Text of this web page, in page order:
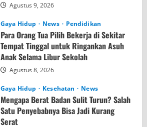
Agustus 9, 2026
Gaya Hidup News Pendidikan
Para Orang Tua Pilih Bekerja di Sekitar
Tempat Tinggal untuk Ringankan Asuh
Anak Selama Libur Sekolah
Agustus 8, 2026
Gaya Hidup Kesehatan News
Mengapa Berat Badan Sulit Turun? Salah
Satu Penyebabnya Bisa Jadi Kurang
Serat